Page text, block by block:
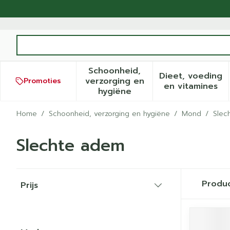
Promoties
Schoonheid,
verzorging en
hygiëneToon submenu voor
Dieet, voeding
en vitamines
Toon
Home / Schoonheid, verzorging en hygiëne / Mond /
Slechte adem
Prijs